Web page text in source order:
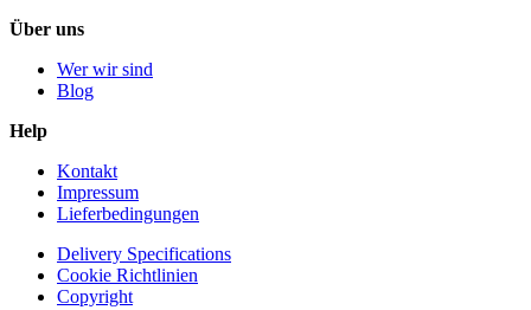
Über uns
Wer wir sind
Blog
Help
Kontakt
Impressum
Lieferbedingungen
Delivery Specifications
Cookie Richtlinien
Copyright